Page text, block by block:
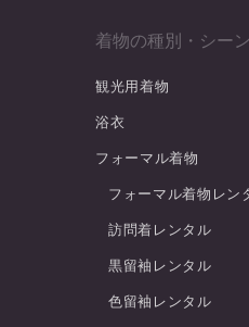
着物の種別・シーン
観光用着物
浴衣
フォーマル着物
フォーマル着物レン
訪問着レンタル
黒留袖レンタル
色留袖レンタル